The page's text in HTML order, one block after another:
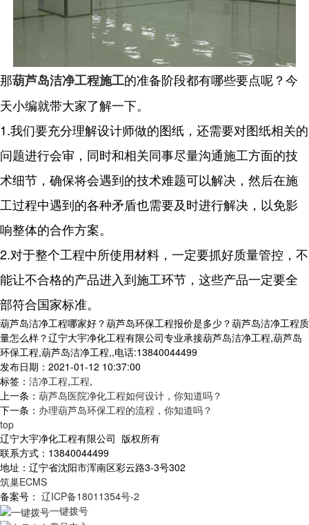
那葫芦岛洁净工程施工的准备阶段都有哪些要点呢？今
天小编就带大家了解一下。
1.我们要充分理解设计师做的图纸，还需要对图纸相关的
问题进行会审，同时和相关同事尽量沟通施工方面的技
术细节，确保将会遇到的技术难题可以解决，然后在施
工过程中遇到的各种矛盾也需要及时进行解决，以免影
响整体的合作方案。
2.对于整个工程中所使用材料，一定要抓好质量管控，不
能让不合格的产品进入到施工环节，这些产品一定要全
部符合国家标准。
葫芦岛洁净工程哪家好？葫芦岛环保工程报价是多少？葫芦岛洁净工程质
量怎么样？辽宁大宇净化工程有限公司专业承接葫芦岛洁净工程,葫芦岛
环保工程,葫芦岛洁净工程,,电话:13840044499
发布日期：2021-01-12 10:37:00
标签： 洁净工程,工程,
上一条： 葫芦岛医院净化工程如何设计，你知道吗？
下一条： 办理葫芦岛环保工程的流程，你知道吗？
top
辽宁大宇净化工程有限公司 版权所有
联系方式：13840044499
地址：辽宁省沈阳市浑南区彩云路3-3号302
筑巢ECMS
备案号： 辽ICP备18011354号-2
一键拨号